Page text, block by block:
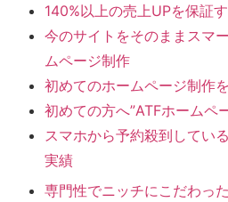
140%以上の売上UPを保証
今のサイトをそのままスマ
ムページ制作
初めてのホームページ制作
初めての方へ”ATFホームペ
スマホから予約殺到してい
実績
専門性でニッチにこだわっ